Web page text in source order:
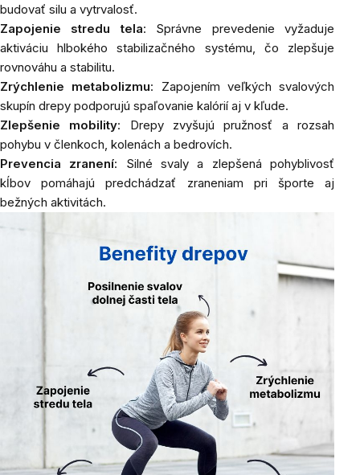
budovať silu a vytrvalosť.
Zapojenie stredu tela: Správne prevedenie vyžaduje
aktiváciu hlbokého stabilizačného systému, čo zlepšuje
rovnováhu a stabilitu.
Zrýchlenie metabolizmu: Zapojením veľkých svalových
skupín drepy podporujú spaľovanie kalórií aj v kľude.
Zlepšenie mobility: Drepy zvyšujú pružnosť a rozsah
pohybu v členkoch, kolenách a bedrovích.
Prevencia zranení: Silné svaly a zlepšená pohyblivosť
kĺbov pomáhajú predchádzať zraneniam pri športe aj
bežných aktivitách.